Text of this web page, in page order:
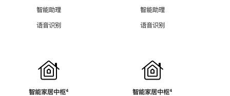
智能助理
语音识别
智能家居中枢脚
⁴
智能助理
语音识别
智能家居中枢脚
⁴